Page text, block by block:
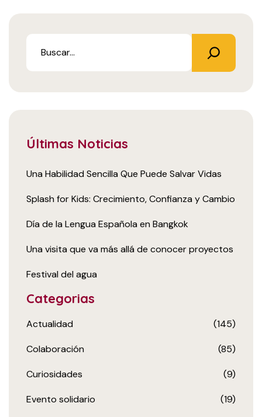
Últimas Noticias
Una Habilidad Sencilla Que Puede Salvar Vidas
Splash for Kids: Crecimiento, Confianza y Cambio
Día de la Lengua Española en Bangkok
Una visita que va más allá de conocer proyectos
Festival del agua
Categorias
Actualidad (145)
Colaboración (85)
Curiosidades (9)
Evento solidario (19)